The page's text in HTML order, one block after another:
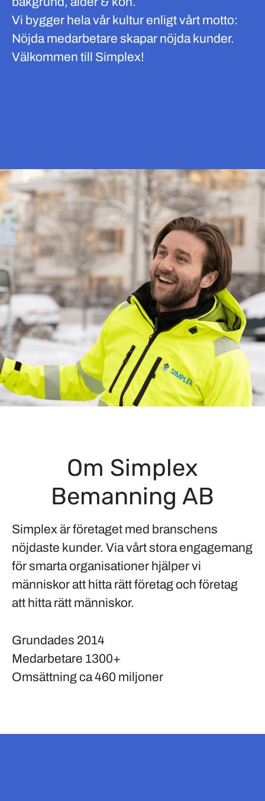
Vi bygger hela vår kultur enligt vårt motto:
Nöjda medarbetare skapar nöjda kunder.
Välkommen till Simplex!
Om Simplex
Bemanning AB
Simplex är företaget med branschens
nöjdaste kunder. Via vårt stora engagemang
för smarta organisationer hjälper vi
människor att hitta rätt företag och företag
att hitta rätt människor.
Grundades 2014
Medarbetare 1300+
Omsättningca 460 miljoner